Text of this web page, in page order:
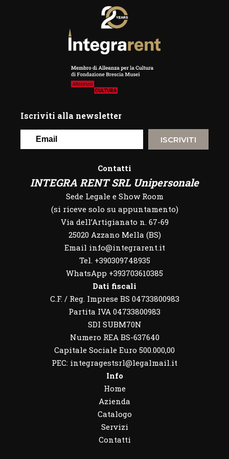
Iscriviti alla newsletter
ISCRIVITI
Contatti
INTEGRA RENT SRL Unipersonale
Sede Legale e Show Room
(si riceve solo su appuntamento)
Via dell’Artigianato n. 67-69
25020 Azzano Mella (BS)
Email info@integrarent.it
Tel. +390309748935
WhatsApp +393703610385
Dati fiscali
C.F. / Reg. Imprese BS 04733800983
Partita IVA 04733800983
SDI SUBM70N
Numero REA BS-637640
Capitale Sociale Euro 500.000,00
PEC: integragestsrl@legalmail.it
Info
Home
Azienda
Catalogo
Servizi
Contatti